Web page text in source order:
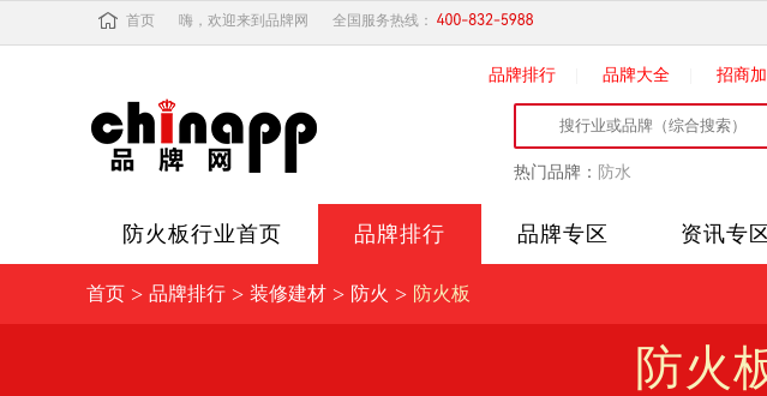
首页 嗨，欢迎来到品牌网 全国服务热线：
品牌排行 品牌大全 招商
热门品牌： 防水
防火板行业首页 品牌排行 品牌专区 资讯专
首页 > 品牌排行 > 装修建材 > 防火 > 防火板
防火